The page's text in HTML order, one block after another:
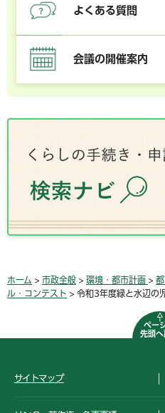
よくある質問
会議の開催案内
ホーム > 市政全般 > 環境・都市計画 >
ル・コンテスト > 令和3年度緑と水辺の
ペー
先頭へ
サイトマップ